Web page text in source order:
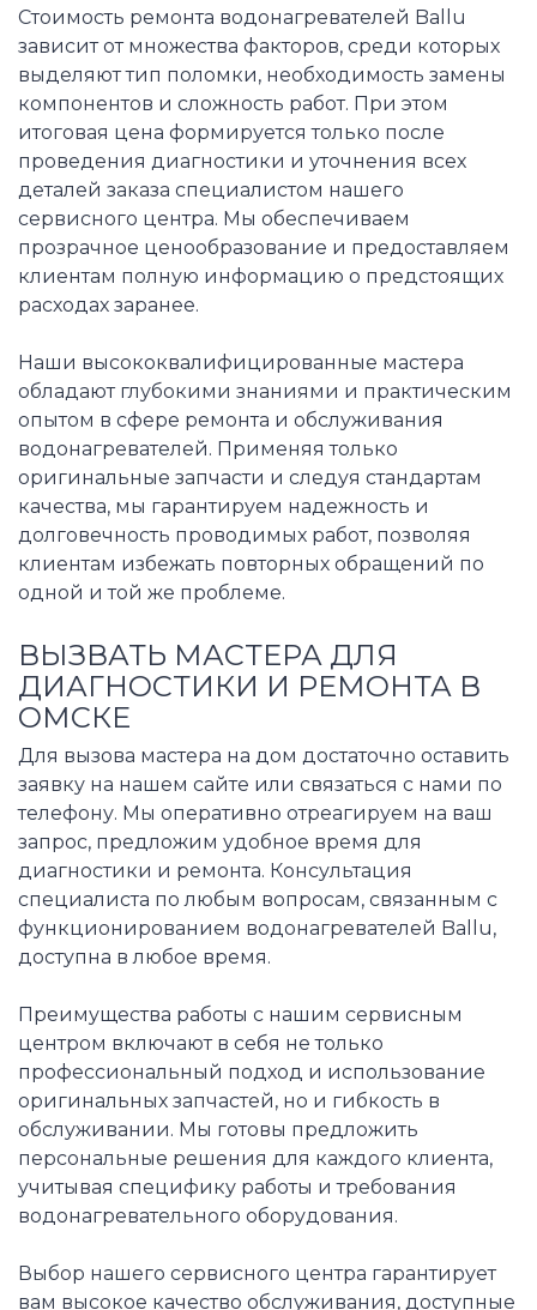
Стоимость ремонта водонагревателей Ballu
зависит от множества факторов, среди которых
выделяют тип поломки, необходимость замены
компонентов и сложность работ. При этом
итоговая цена формируется только после
проведения диагностики и уточнения всех
деталей заказа специалистом нашего
сервисного центра. Мы обеспечиваем
прозрачное ценообразование и предоставляем
клиентам полную информацию о предстоящих
расходах заранее.
Наши высококвалифицированные мастера
обладают глубокими знаниями и практическим
опытом в сфере ремонта и обслуживания
водонагревателей. Применяя только
оригинальные запчасти и следуя стандартам
качества, мы гарантируем надежность и
долговечность проводимых работ, позволяя
клиентам избежать повторных обращений по
одной и той же проблеме.
ВЫЗВАТЬ МАСТЕРА ДЛЯ
ДИАГНОСТИКИ И РЕМОНТА В
ОМСКЕ
Для вызова мастера на дом достаточно оставить
заявку на нашем сайте или связаться с нами по
телефону. Мы оперативно отреагируем на ваш
запрос, предложим удобное время для
диагностики и ремонта. Консультация
специалиста по любым вопросам, связанным с
функционированием водонагревателей Ballu,
доступна в любое время.
Преимущества работы с нашим сервисным
центром включают в себя не только
профессиональный подход и использование
оригинальных запчастей, но и гибкость в
обслуживании. Мы готовы предложить
персональные решения для каждого клиента,
учитывая специфику работы и требования
водонагревательного оборудования.
Выбор нашего сервисного центра гарантирует
вам высокое качество обслуживания, доступные